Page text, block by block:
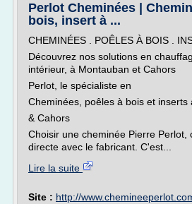
Perlot Cheminées |
bois, insert à ...
CHEMINÉES . POÊLES À BOIS .
Découvrez nos solutions en
intérieur, à Montauban et Cahors
Perlot, le spécialiste en
Cheminées, poêles à bois et inserts
& Cahors
Choisir une cheminée Pierre Perlot,
directe avec le fabricant. C'est...
Lire la suite
Site : http://